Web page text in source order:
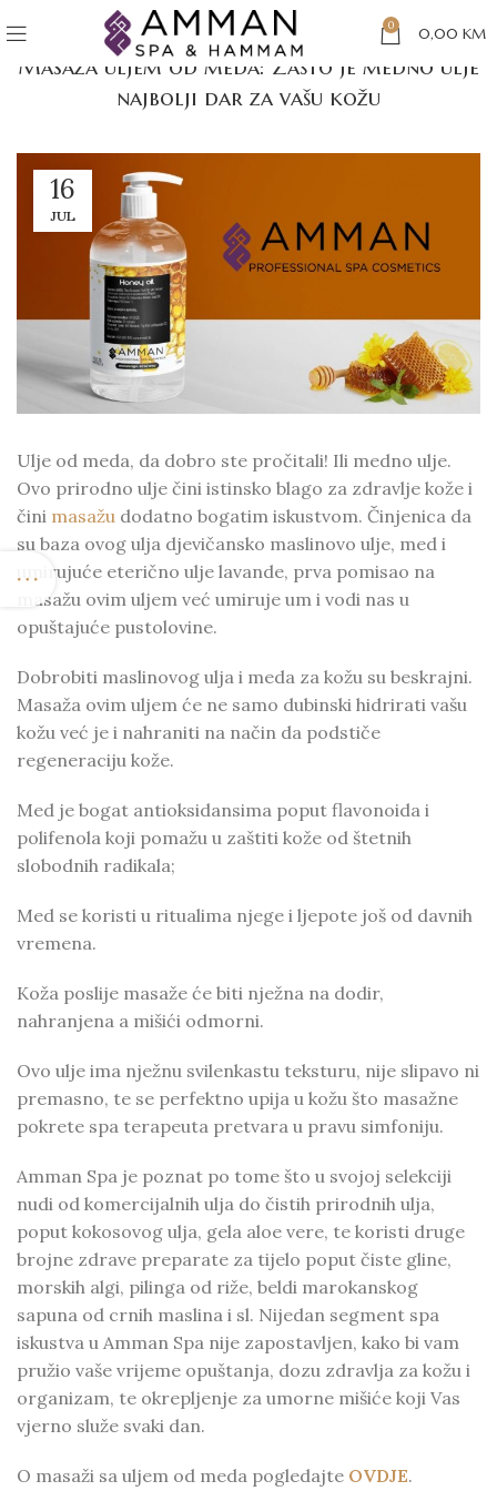
0 0,00 KM
BLOG BIH
Masaža uljem od meda: Zašto je medno ulje
najbolji dar za vašu kožu
16
JUL
Ulje od meda, da dobro ste pročitali! Ili medno ulje.
Ovo prirodno ulje čini istinsko blago za zdravlje kože i
čini masažu dodatno bogatim iskustvom. Činjenica da
su baza ovog ulja djevičansko maslinovo ulje, med i
umirujuće eterično ulje lavande, prva pomisao na
masažu ovim uljem već umiruje um i vodi nas u
opuštajuće pustolovine.
Dobrobiti maslinovog ulja i meda za kožu su beskrajni.
Masaža ovim uljem će ne samo dubinski hidrirati vašu
kožu već je i nahraniti na način da podstiče
regeneraciju kože.
Med je bogat antioksidansima poput flavonoida i
polifenola koji pomažu u zaštiti kože od štetnih
slobodnih radikala;
Med se koristi u ritualima njege i ljepote još od davnih
vremena.
Koža poslije masaže će biti nježna na dodir,
nahranjena a mišići odmorni.
Ovo ulje ima nježnu svilenkastu teksturu, nije slipavo ni
premasno, te se perfektno upija u kožu što masažne
pokrete spa terapeuta pretvara u pravu simfoniju.
Amman Spa je poznat po tome što u svojoj selekciji
nudi od komercijalnih ulja do čistih prirodnih ulja,
poput kokosovog ulja, gela aloe vere, te koristi druge
brojne zdrave preparate za tijelo poput čiste gline,
morskih algi, pilinga od riže, beldi marokanskog
sapuna od crnih maslina i sl. Nijedan segment spa
iskustva u Amman Spa nije zapostavljen, kako bi vam
pružio vaše vrijeme opuštanja, dozu zdravlja za kožu i
organizam, te okrepljenje za umorne mišiće koji Vas
vjerno služe svaki dan.
O masaži sa uljem od meda pogledajte OVDJE.